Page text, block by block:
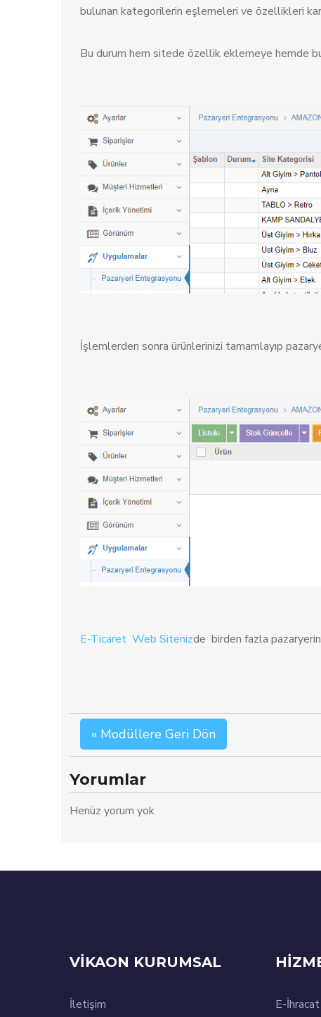
bulunan kategorilerin eşlemeleri ve özellikleri
Bu durum hem sitede özellik eklemeye hemde
İşlemlerden sonra ürünlerinizi tamamlayıp
E-Ticaret Web Sitenizde birden fazla
« Modüllere Geri Dön
Yorumlar
Henüz yorum yok
VİKAON KURUMSAL
İletişim E-